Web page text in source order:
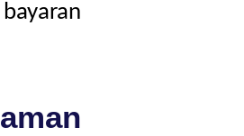
bayaran